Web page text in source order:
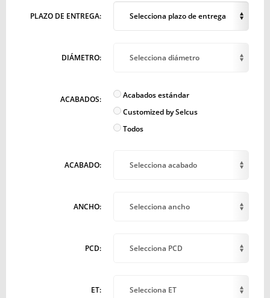
PLAZO DE ENTREGA: Selecciona plazo de entrega
DIÁMETRO: Selecciona diámetro
ACABADOS:
Acabados estándar
Customized by Selcus
Todos
ACABADO: Selecciona acabado
ANCHO: Selecciona ancho
PCD: Selecciona PCD
ET: Selecciona ET